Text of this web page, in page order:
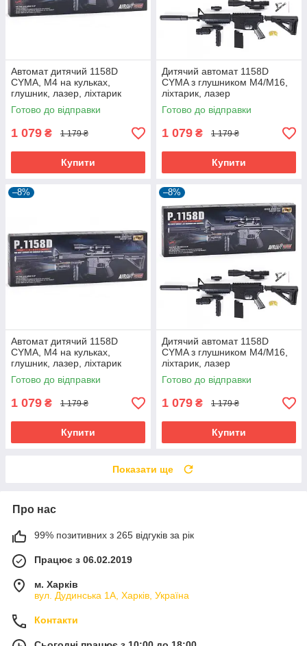
Автомат дитячий 1158D
CYMA, М4 на кульках,
глушник, лазер, ліхтарик
Готово до відправки
1 079 ₴ 1 179 ₴
Купити
Дитячий автомат 1158D
CYMA з глушником М4/M16,
ліхтарик, лазер
Готово до відправки
1 079 ₴ 1 179 ₴
Купити
–8%
Автомат дитячий 1158D
CYMA, М4 на кульках,
глушник, лазер, ліхтарик
Готово до відправки
1 079 ₴ 1 179 ₴
Купити
–8%
Дитячий автомат 1158D
CYMA з глушником М4/M16,
ліхтарик, лазер
Готово до відправки
1 079 ₴ 1 179 ₴
Купити
Показати ще
Про нас
99% позитивних з 265 відгуків за рік
Працює з 06.02.2019
м. Харків
вул. Дудинська 1А, Харків, Україна
Контакти